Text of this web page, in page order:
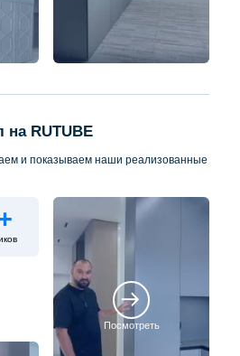
на RUTUBE
и показываем наши реализованные
Посмотреть